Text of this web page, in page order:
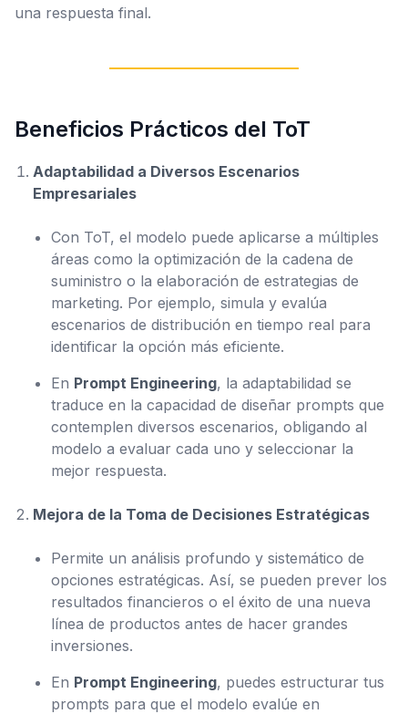
una respuesta final.
Beneficios Prácticos del ToT
Adaptabilidad a Diversos Escenarios
Empresariales
Con ToT, el modelo puede aplicarse a múltiples
áreas como la optimización de la cadena de
suministro o la elaboración de estrategias de
marketing. Por ejemplo, simula y evalúa
escenarios de distribución en tiempo real para
identificar la opción más eficiente.
En Prompt Engineering, la adaptabilidad se
traduce en la capacidad de diseñar prompts que
contemplen diversos escenarios, obligando al
modelo a evaluar cada uno y seleccionar la
mejor respuesta.
Mejora de la Toma de Decisiones Estratégicas
Permite un análisis profundo y sistemático de
opciones estratégicas. Así, se pueden prever los
resultados financieros o el éxito de una nueva
línea de productos antes de hacer grandes
inversiones.
En Prompt Engineering, puedes estructurar tus
prompts para que el modelo evalúe en